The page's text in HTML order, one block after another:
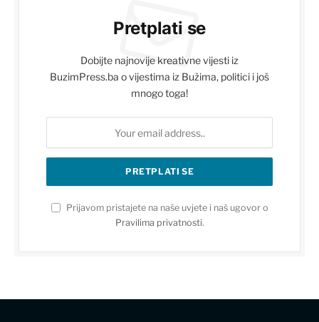
Pretplati se
Dobijte najnovije kreativne vijesti iz
BuzimPress.ba o vijestima iz Bužima, politici i još
mnogo toga!
Prijavom pristajete na naše uvjete i naš ugovor o
Pravilima privatnosti.